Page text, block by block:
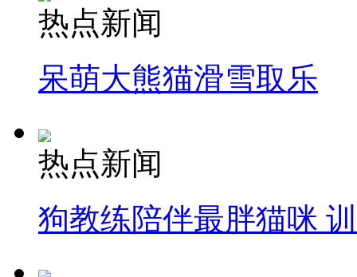
热点新闻
呆萌大熊猫滑雪取乐
热点新闻
狗教练陪伴最胖猫咪